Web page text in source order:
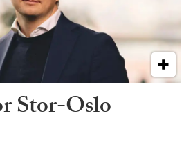
Stor-Oslo